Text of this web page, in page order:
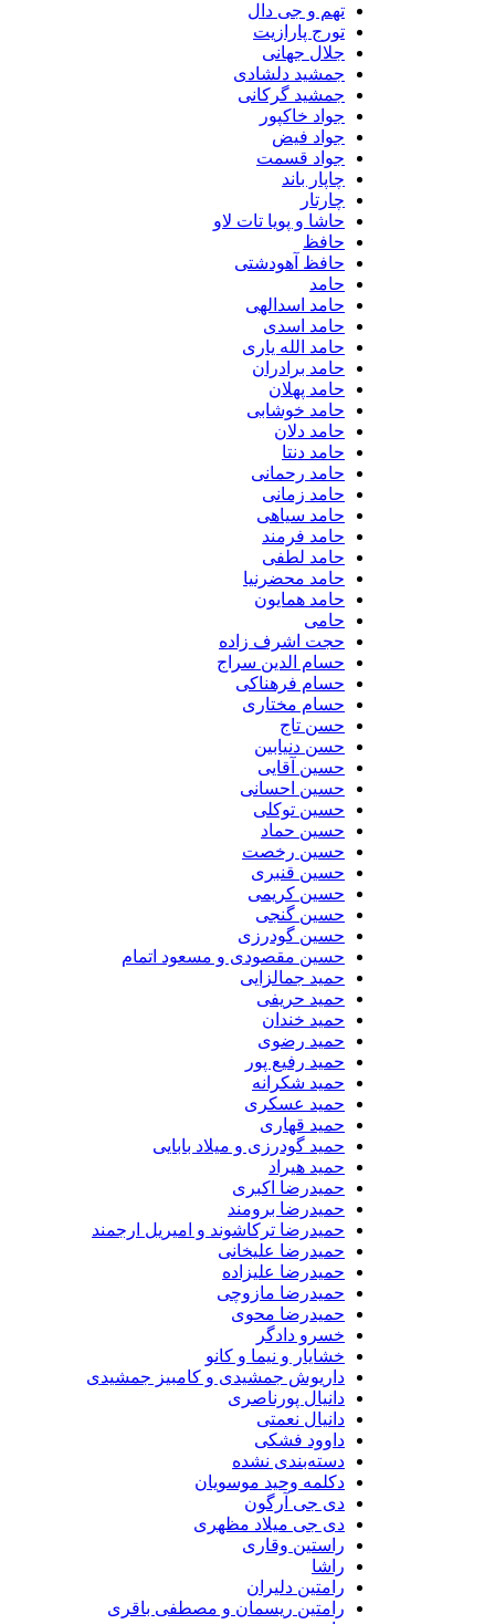
تهم و جی دال
تورج پارازیت
جلال جهانی
جمشید دلشادی
جمشید گرکانی
جواد خاکپور
جواد فیض
جواد قسمت
چاپار باند
چارتار
حاشا و پویا تات لاو
حافظ
حافظ آهودشتی
حامد
حامد اسدالهی
حامد اسدی
حامد الله یاری
حامد برادران
حامد پهلان
حامد خوشابی
حامد دلان
حامد دنتا
حامد رحمانی
حامد زمانی
حامد سیاهی
حامد فرمند
حامد لطفی
حامد محضرنیا
حامد همایون
حامی
حجت اشرف زاده
حسام الدین سراج
حسام فرهناکی
حسام مختاری
حسن تاج
حسن دنیابین
حسین آقایی
حسین احسانی
حسین توکلی
حسین حماد
حسین رخصت
حسین قنبری
حسین کریمی
حسین گنجی
حسین گودرزی
حسین مقصودی و مسعود اتمام
حمید جمالزایی
حمید حریفی
حمید خندان
حمید رضوی
حمید رفیع پور
حمید شکرانه
حمید عسکری
حمید قهاری
حمید گودرزی و میلاد بابایی
حمید هیراد
حمیدرضا اکبری
حمیدرضا برومند
حمیدرضا ترکاشوند و امیریل ارجمند
حمیدرضا علیخانی
حمیدرضا علیزاده
حمیدرضا مازوچی
حمیدرضا محوی
خسرو دادگر
خشایار و نیما و کانو
داریوش جمشیدی و کامبیز جمشیدی
دانیال پورناصری
دانیال نعمتی
داوود فشکی
دسته‌بندی نشده
دکلمه وحید موسویان
دی جی آرگون
دی جی میلاد مظهری
راستین وقاری
راشا
رامتین دلیران
رامتین ریسمان و مصطفی باقری